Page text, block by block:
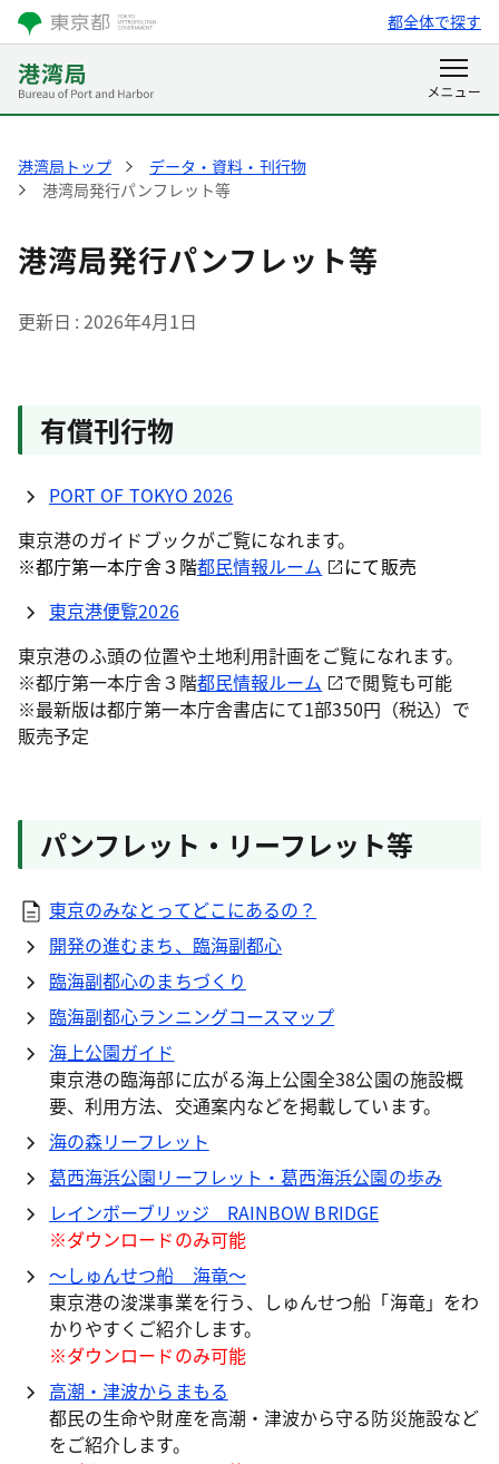
都全体で探す
港湾局トップ
データ・資料・刊行物
港湾局発行パンフレット等
港湾局発行パンフレット等
更新日 2026年4月1日
有償刊行物
PORT OF TOKYO 2026
東京港のガイドブックがご覧になれます。
※都庁第一本庁舎３階都民情報ルーム にて販売
東京港便覧2026
東京港のふ頭の位置や土地利用計画をご覧になれます。
※都庁第一本庁舎３階都民情報ルーム
で閲覧も可能
※最新版は都庁第一本庁舎書店にて1部350円（税込）で
販売予定
パンフレット・リーフレット等
東京のみなとってどこにあるの？
開発の進むまち、臨海副都心
臨海副都心のまちづくり
臨海副都心ランニングコースマップ
海上公園ガイド
東京港の臨海部に広がる海上公園全38公園の施設概
要、利用方法、交通案内などを掲載しています。
海の森リーフレット
葛西海浜公園リーフレット・葛西海浜公園の歩み
レインボーブリッジ RAINBOW BRIDGE
※ダウンロードのみ可能
～しゅんせつ船 海竜～
東京港の浚渫事業を行う、しゅんせつ船「海竜」をわ
かりやすくご紹介します。
※ダウンロードのみ可能
高潮・津波からまもる
都民の生命や財産を高潮・津波から守る防災施設など
をご紹介します。